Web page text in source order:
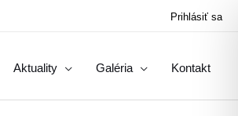
Prihlásiť sa
Aktuality Galéria Kontakt